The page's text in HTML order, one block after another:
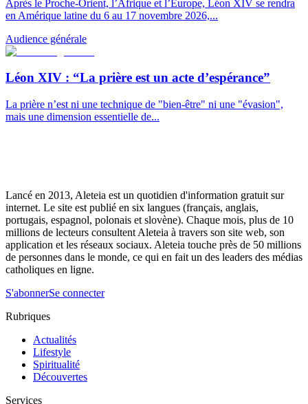
Après le Proche-Orient, l’Afrique et l’Europe, Léon XIV se rendra
en Amérique latine du 6 au 17 novembre 2026,...
Audience générale
Léon XIV : “La prière est un acte d’espérance”
La prière n’est ni une technique de "bien-être" ni une "évasion",
mais une dimension essentielle de...
Lancé en 2013, Aleteia est un quotidien d'information gratuit sur
internet. Le site est publié en six langues (français, anglais,
portugais, espagnol, polonais et slovène). Chaque mois, plus de 10
millions de lecteurs consultent Aleteia à travers son site web, son
application et les réseaux sociaux. Aleteia touche près de 50 millions
de personnes dans le monde, ce qui en fait un des leaders des médias
catholiques en ligne.
S'abonnerSe connecter
Rubriques
Actualités
Lifestyle
Spiritualité
Découvertes
Services